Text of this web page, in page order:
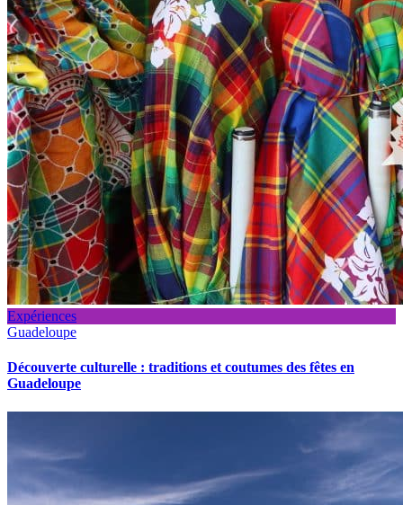
Expériences
Guadeloupe
Découverte culturelle : traditions et coutumes des fêtes en
Guadeloupe